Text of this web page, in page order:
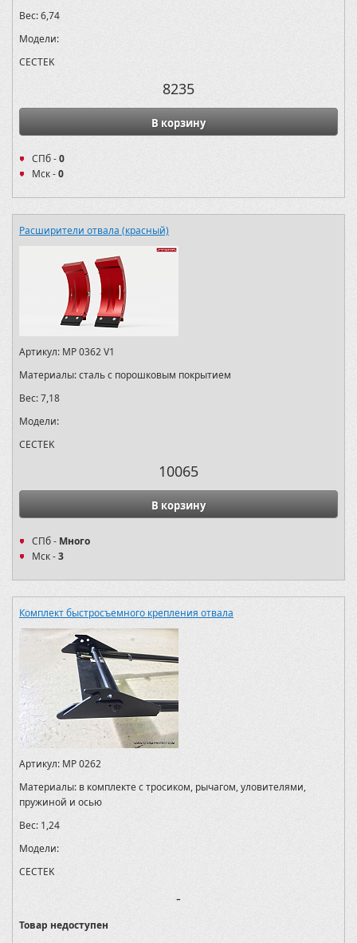
Вес:6,74
Модели:
CECTEK
8235
В корзину
СПб -0
Мск -0
Расширители отвала (красный)
Артикул: MP 0362 V1
Материалы:сталь с порошковым покрытием
Вес:7,18
Модели:
CECTEK
10065
В корзину
СПб - Много
Мск -3
Комплект быстросъемного крепления отвала
Артикул: MP 0262
Материалы: в комплекте с тросиком, рычагом, уловителями,
пружиной и осью
Вес: 1,24
Модели:
CECTEK
-
Товар недоступен